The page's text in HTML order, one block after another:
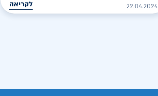
22.04.2024 לקריאה